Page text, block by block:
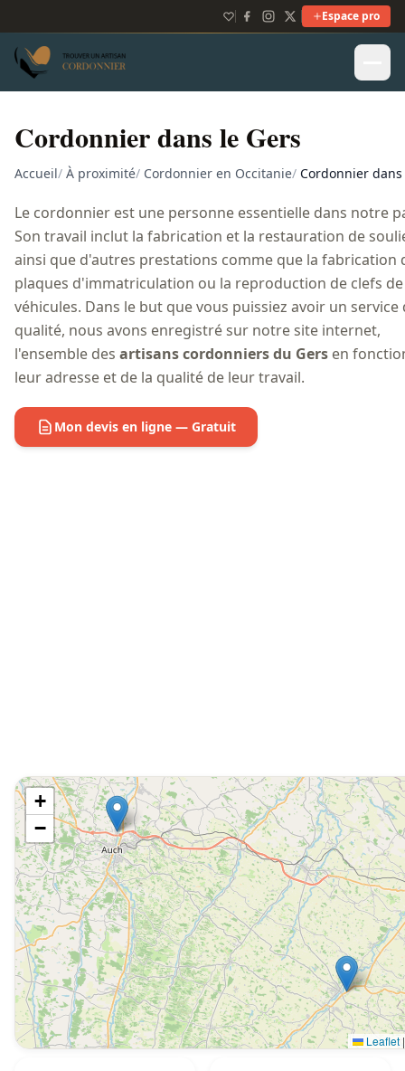
Espace pro
Cordonnier dans le Gers
Accueil/ À proximité/ Cordonnier en Occitanie/ Cordonnier dans
Le cordonnier est une personne essentielle dans notre
Son travail inclut la fabrication et la restauration de
ainsi que d'autres prestations comme que la fabrication
plaques d'immatriculation ou la reproduction de clefs de
véhicules. Dans le but que vous puissiez avoir un service
qualité, nous avons enregistré sur notre site internet,
l'ensemble des artisans cordonniers du Gers en
leur adresse et de la qualité de leur travail.
Mon devis en ligne — Gratuit
+
−
Leaflet |